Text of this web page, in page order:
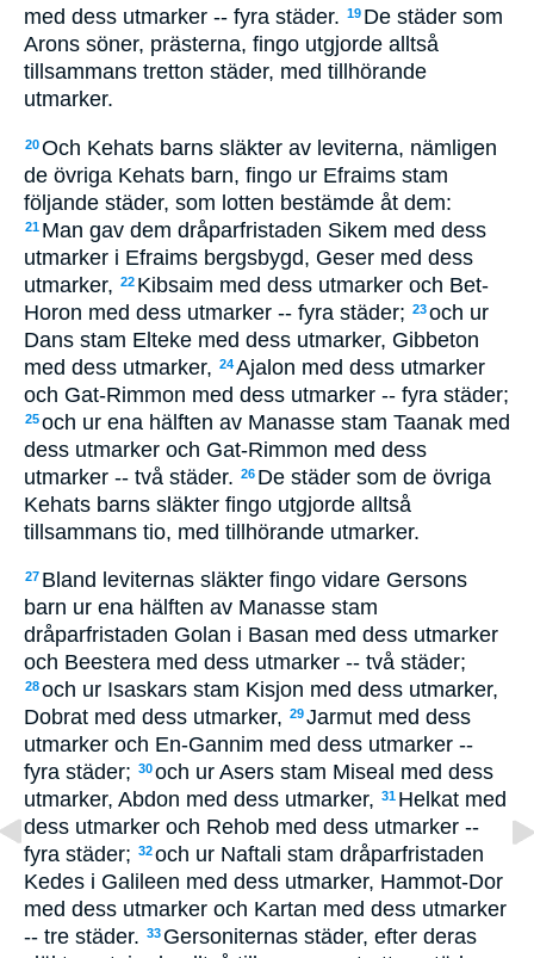
med dess utmarker -- fyra städer. 19 De städer som
Arons söner, prästerna, fingo utgjorde alltså
tillsammans tretton städer, med tillhörande
utmarker.
20Och Kehats barns släkter av leviterna, nämligen
de övriga Kehats barn, fingo ur Efraims stam
följande städer, som lotten bestämde åt dem:
21 Man gav dem dråparfristaden Sikem med dess
utmarker i Efraims bergsbygd, Geser med dess
utmarker, 22 Kibsaim med dess utmarker och Bet-
Horon med dess utmarker -- fyra städer; 23och ur
Dans stam Elteke med dess utmarker, Gibbeton
med dess utmarker, 24Ajalon med dess utmarker
och Gat-Rimmon med dess utmarker -- fyra städer;
25och ur ena hälften av Manasse stam Taanak med
dess utmarker och Gat-Rimmon med dess
utmarker -- två städer. 26 De städer som de övriga
Kehats barns släkter fingo utgjorde alltså
tillsammans tio, med tillhörande utmarker.
27 Bland leviternas släkter fingo vidare Gersons
barn ur ena hälften av Manasse stam
dråparfristaden Golan i Basan med dess utmarker
och Beestera med dess utmarker -- två städer;
28och ur Isaskars stam Kisjon med dess utmarker,
Dobrat med dess utmarker, 29Jarmut med dess
utmarker och En-Gannim med dess utmarker --
fyra städer; 30och ur Asers stam Miseal med dess
utmarker, Abdon med dess utmarker, 31 Helkat med
dess utmarker och Rehob med dess utmarker --
fyra städer; 32och ur Naftali stam dråparfristaden
Kedes i Galileen med dess utmarker, Hammot-Dor
med dess utmarker och Kartan med dess utmarker
-- tre städer. 33 Gersoniternas städer, efter deras